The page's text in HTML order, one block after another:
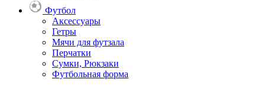
Футбол
Аксессуары
Гетры
Мячи для футзала
Перчатки
Сумки, Рюкзаки
Футбольная форма